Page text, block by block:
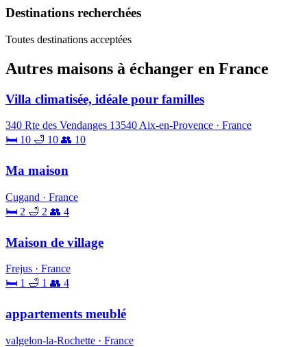
Destinations recherchées
Toutes destinations acceptées
Autres maisons à échanger en France
Villa climatisée, idéale pour familles
340 Rte des Vendanges 13540 Aix-en-Provence · France
🛏 10 🛁 10 👥 10
Ma maison
Cugand · France
🛏 2 🛁 2 👥 4
Maison de village
Frejus · France
🛏 1 🛁 1 👥 4
appartements meublé
valgelon-la-Rochette · France